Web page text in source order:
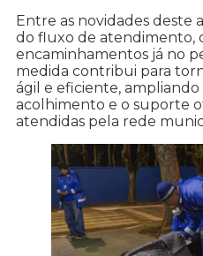
Entre as novidades deste
do fluxo de atendimento,
encaminhamentos já no
medida contribui para
ágil e eficiente, ampliando
acolhimento e o suporte
atendidas pela rede